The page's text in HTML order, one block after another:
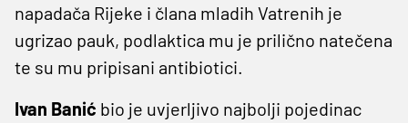
napadača Rijeke i člana mladih Vatrenih je
ugrizao pauk, podlaktica mu je prilično natečena
te su mu pripisani antibiotici.
Ivan Banić bio je uvjerljivo najbolji pojedinac